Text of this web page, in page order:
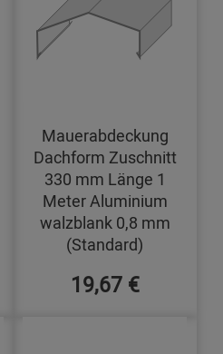
Mauerabdeckung
Dachform Zuschnitt
330 mm Länge 1
Meter Aluminium
walzblank 0,8 mm
(Standard)
19,67 €